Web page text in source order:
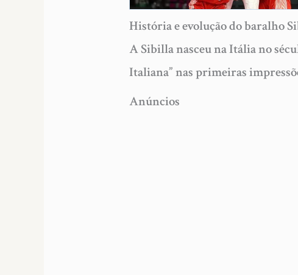
História e evolução do baralho
A Sibilla nasceu na Itália no
Italiana” nas primeiras
Anúncios